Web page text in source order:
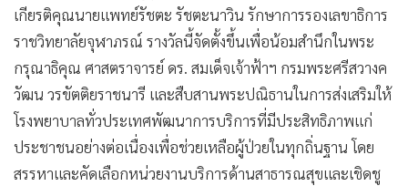
เกียรติคุณนายแพทย์รัชตะ รัชตะนาวิน รักษาการรองเลขาธิการ
ราชวิทยาลัยจุฬาภรณ์ รางวัลนี้จัดตั้งขึ้นเพื่อน้อมสำนึกในพระ
กรุณาธิคุณ ศาสตราจารย์ ดร. สมเด็จเจ้าฟ้าฯ กรมพระศรีสวางค
วัฒน วรขัตติยราชนารี และสืบสานพระปณิธานในการส่งเสริมให้
โรงพยาบาลทั่วประเทศพัฒนาการบริการที่มีประสิทธิภาพแก่
ประชาชนอย่างต่อเนื่องเพื่อช่วยเหลือผู้ป่วยในทุกถิ่นฐาน โดย
สรรหาและคัดเลือกหน่วยงานบริการด้านสาธารณสุขและเชิดชู